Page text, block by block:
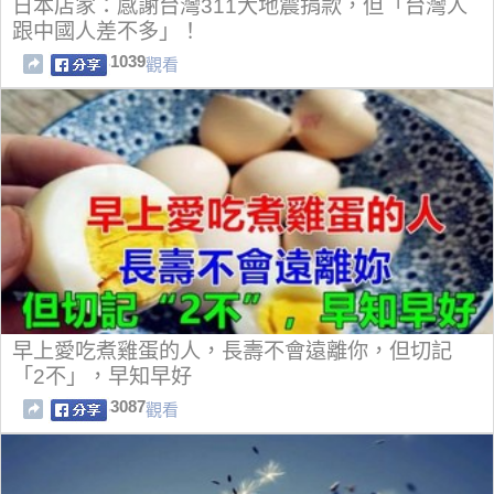
日本店家：感謝台灣311大地震捐款，但「台灣人
跟中國人差不多」！
1039觀看
早上愛吃煮雞蛋的人，長壽不會遠離你，但切記
「2不」，早知早好
3087觀看